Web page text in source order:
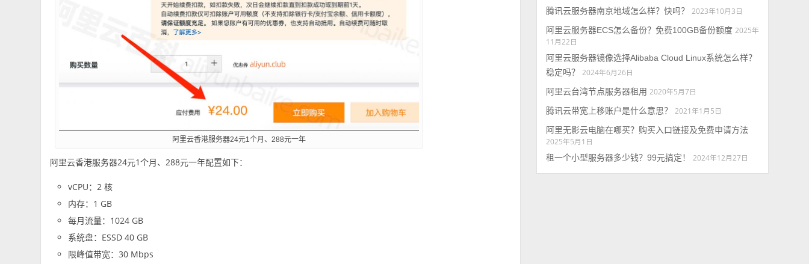
阿里云香港服务器24元1个月、288元一年
阿里云香港服务器24元1个月、288元一年配置如下：
vCPU：2 核
内存：1 GB
每月流量：1024 GB
系统盘：ESSD 40 GB
限峰值带宽：30 Mbps
腾讯云服务器南京地域怎么样？快吗？
2023年10月3日
阿里云服务器ECS怎么备份？免费100GB备份额度 2025年
11月22日
阿里云服务器镜像选择Alibaba Cloud Linux系统怎么样？
稳定吗？
2024年6月26日
阿里云台湾节点服务器租用 2020年5月7日
腾讯云带宽上移账户是什么意思？
2021年1月5日
阿里无影云电脑在哪买？购买入口链接及免费申请方法
2025年5月1日
租一个小型服务器多少钱？99元搞定！
2024年12月27日